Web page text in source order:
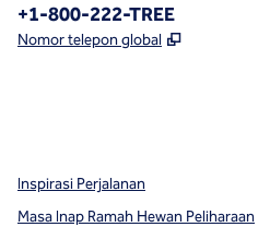
Telepon:
+1-800-222-TREE
Nomor telepon global ,
Inspirasi Perjalanan
Masa Inap Ramah Hewan Peliharaan